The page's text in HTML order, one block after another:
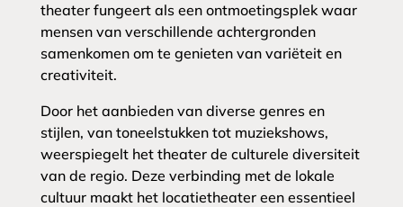
theater fungeert als een ontmoetingsplek waar
mensen van verschillende achtergronden
samenkomen om te genieten van variëteit en
creativiteit.
Door het aanbieden van diverse genres en
stijlen, van toneelstukken tot muziekshows,
weerspiegelt het theater de culturele diversiteit
van de regio. Deze verbinding met de lokale
cultuur maakt het locatietheater een essentieel